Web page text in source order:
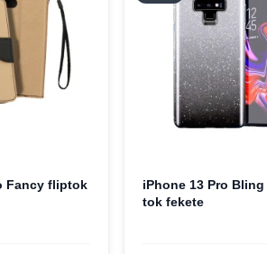
Fancy fliptok
iPhone 13 Pro
tok fekete